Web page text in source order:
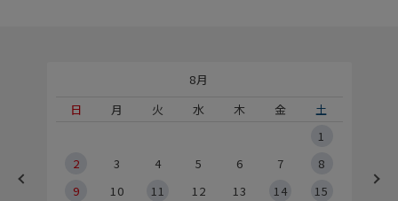
8月
日
月 火 水 木 金
土
1
2
3 4 5 6 7
8
9
10 11 12 13 14
15